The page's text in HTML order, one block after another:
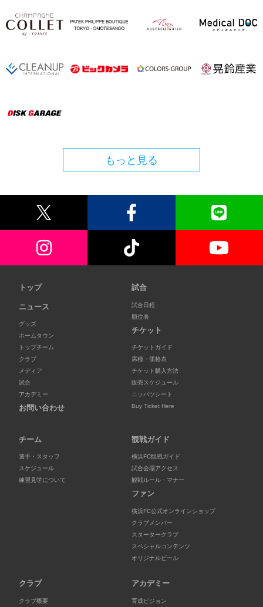
もっと見る
トップ
ニュース
グッズ
ホームタウン
トップチーム
クラブ
メディア
試合
アカデミー
お問い合わせ
試合
試合日程
順位表
チケット
チケットガイド
席種・価格表
チケット購入方法
販売スケジュール
ニッパツシート
Buy Ticket Here
チーム
選手・スタッフ
スケジュール
練習見学について
観戦ガイド
横浜FC観戦ガイド
試合会場アクセス
観戦ルール・マナー
ファン
横浜FC公式オンラインショップ
クラブメンバー
スタータークラブ
スペシャルコンテンツ
オリジナルビール
クラブ
クラブ概要
アカデミー
育成ビジョン